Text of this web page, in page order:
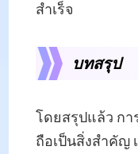
สำเร็จ
บทสรุป
โดยสรุปแล้ว กา
ถือเป็นสิ่งสำคัญ